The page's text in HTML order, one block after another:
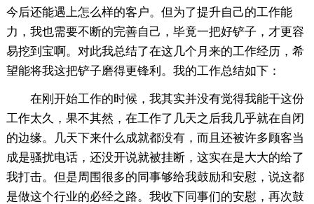
今后还能遇上怎么样的客户。但为了提升自己的工作能
力，我也需要不断的完善自己，毕竟一把好铲子，才更容
易挖到宝啊。对此我总结了在这几个月来的工作经历，希
望能将我这把铲子磨得更锋利。我的工作总结如下：
在刚开始工作的时候，我其实并没有觉得我能干这份
工作太久，果不其然，在工作了几天之后我几乎就在自闭
的边缘。几天下来什么成就都没有，而且还被许多顾客当
成是骚扰电话，还没开说就被挂断，这实在是大大的给了
我打击。但是周围很多的同事够给我鼓励和安慰，说这都
是做这个行业的必经之路。我收下同事们的安慰，再次鼓